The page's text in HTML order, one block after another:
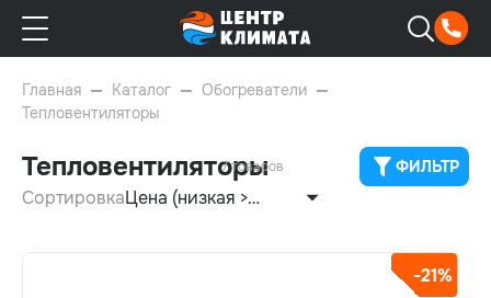
Главная Каталог
Обогреватели
Тепловентиляторы
Тепловентиляторы
7 товаров ФИЛЬТР
СортировкаЦена (низкая >
-21%